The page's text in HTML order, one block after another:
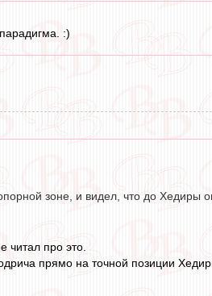
:)
зоне, и видел, что до Хедиры
читал про это.
прямо на точной позиции